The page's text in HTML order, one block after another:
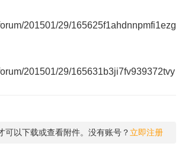
201501/29/165625f1ahdnnpmfi1ezg
201501/29/165631b3ji7fv939372tvy
可以下载或查看附件。没有账号？ 立即注册